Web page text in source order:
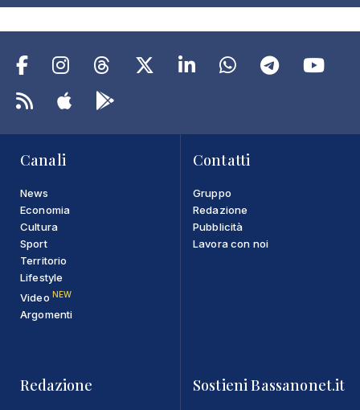
Canali
News
Economia
Cultura
Sport
Territorio
Lifestyle
Video NEW
Argomenti
Contatti
Gruppo
Redazione
Pubblicità
Lavora con noi
Redazione Sostieni Bassanonet.it